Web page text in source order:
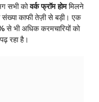
सभी कोवर्क फ्रॉम होममिलने
काफी तेज़ी से बड़ी। एक
से भी अधिक करमचारियों को
रहा है।